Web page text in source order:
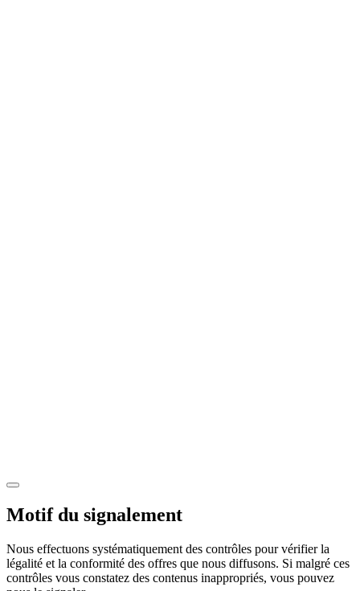
Motif du signalement
Nous effectuons systématiquement des contrôles pour vérifier la
légalité et la conformité des offres que nous diffusons. Si malgré ces
contrôles vous constatez des contenus inappropriés, vous pouvez